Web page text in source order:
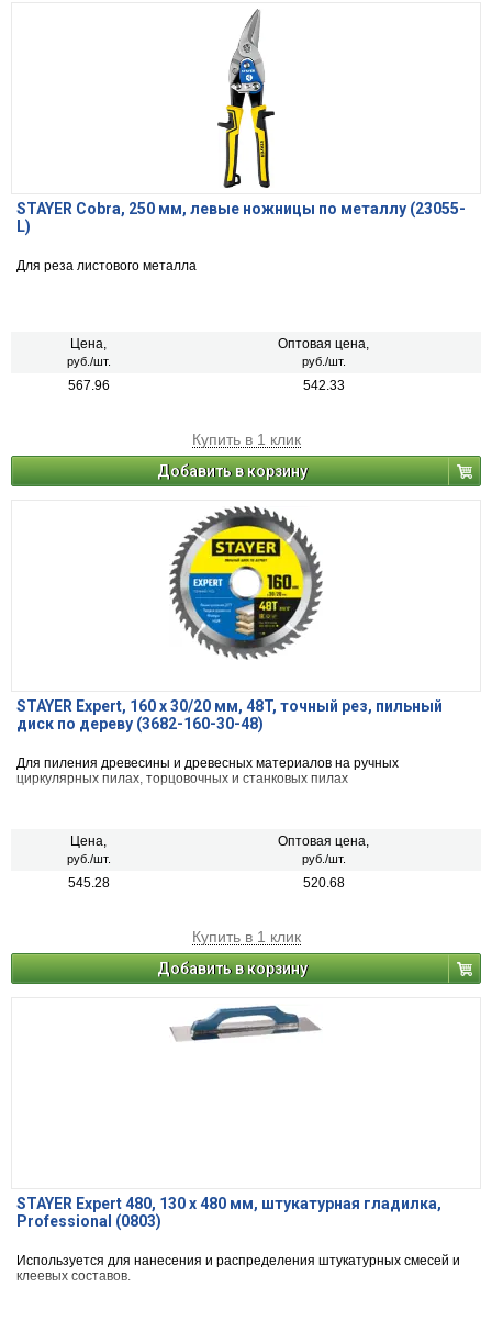
STAYER Cobra, 250 мм, левые ножницы по металлу (23055-
L)
Для реза листового металла
Цена,
руб./шт.
Оптовая цена,
руб./шт.
567.96 542.33
Купить в 1 клик
Добавить в корзину
STAYER Expert, 160 x 30/20 мм, 48T, точный рез, пильный
диск по дереву (3682-160-30-48)
Для пиления древесины и древесных материалов на ручных
циркулярных пилах, торцовочных и станковых пилах
Цена,
руб./шт.
Оптовая цена,
руб./шт.
545.28 520.68
Купить в 1 клик
Добавить в корзину
STAYER Expert 480, 130 х 480 мм, штукатурная гладилка,
Professional (0803)
Используется для нанесения и распределения штукатурных смесей и
клеевых составов.